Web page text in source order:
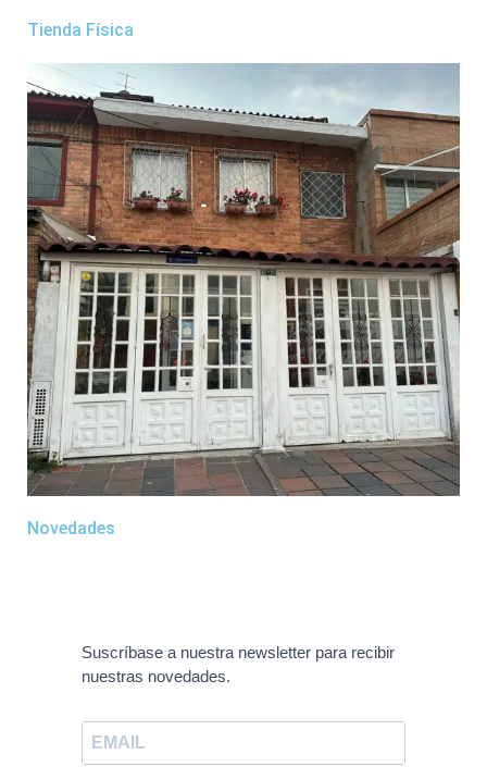
Tienda Física
Novedades
Suscríbase a nuestra newsletter para recibir
nuestras novedades.